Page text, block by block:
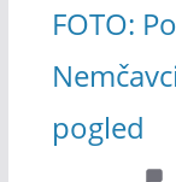
FOTO:
pogled